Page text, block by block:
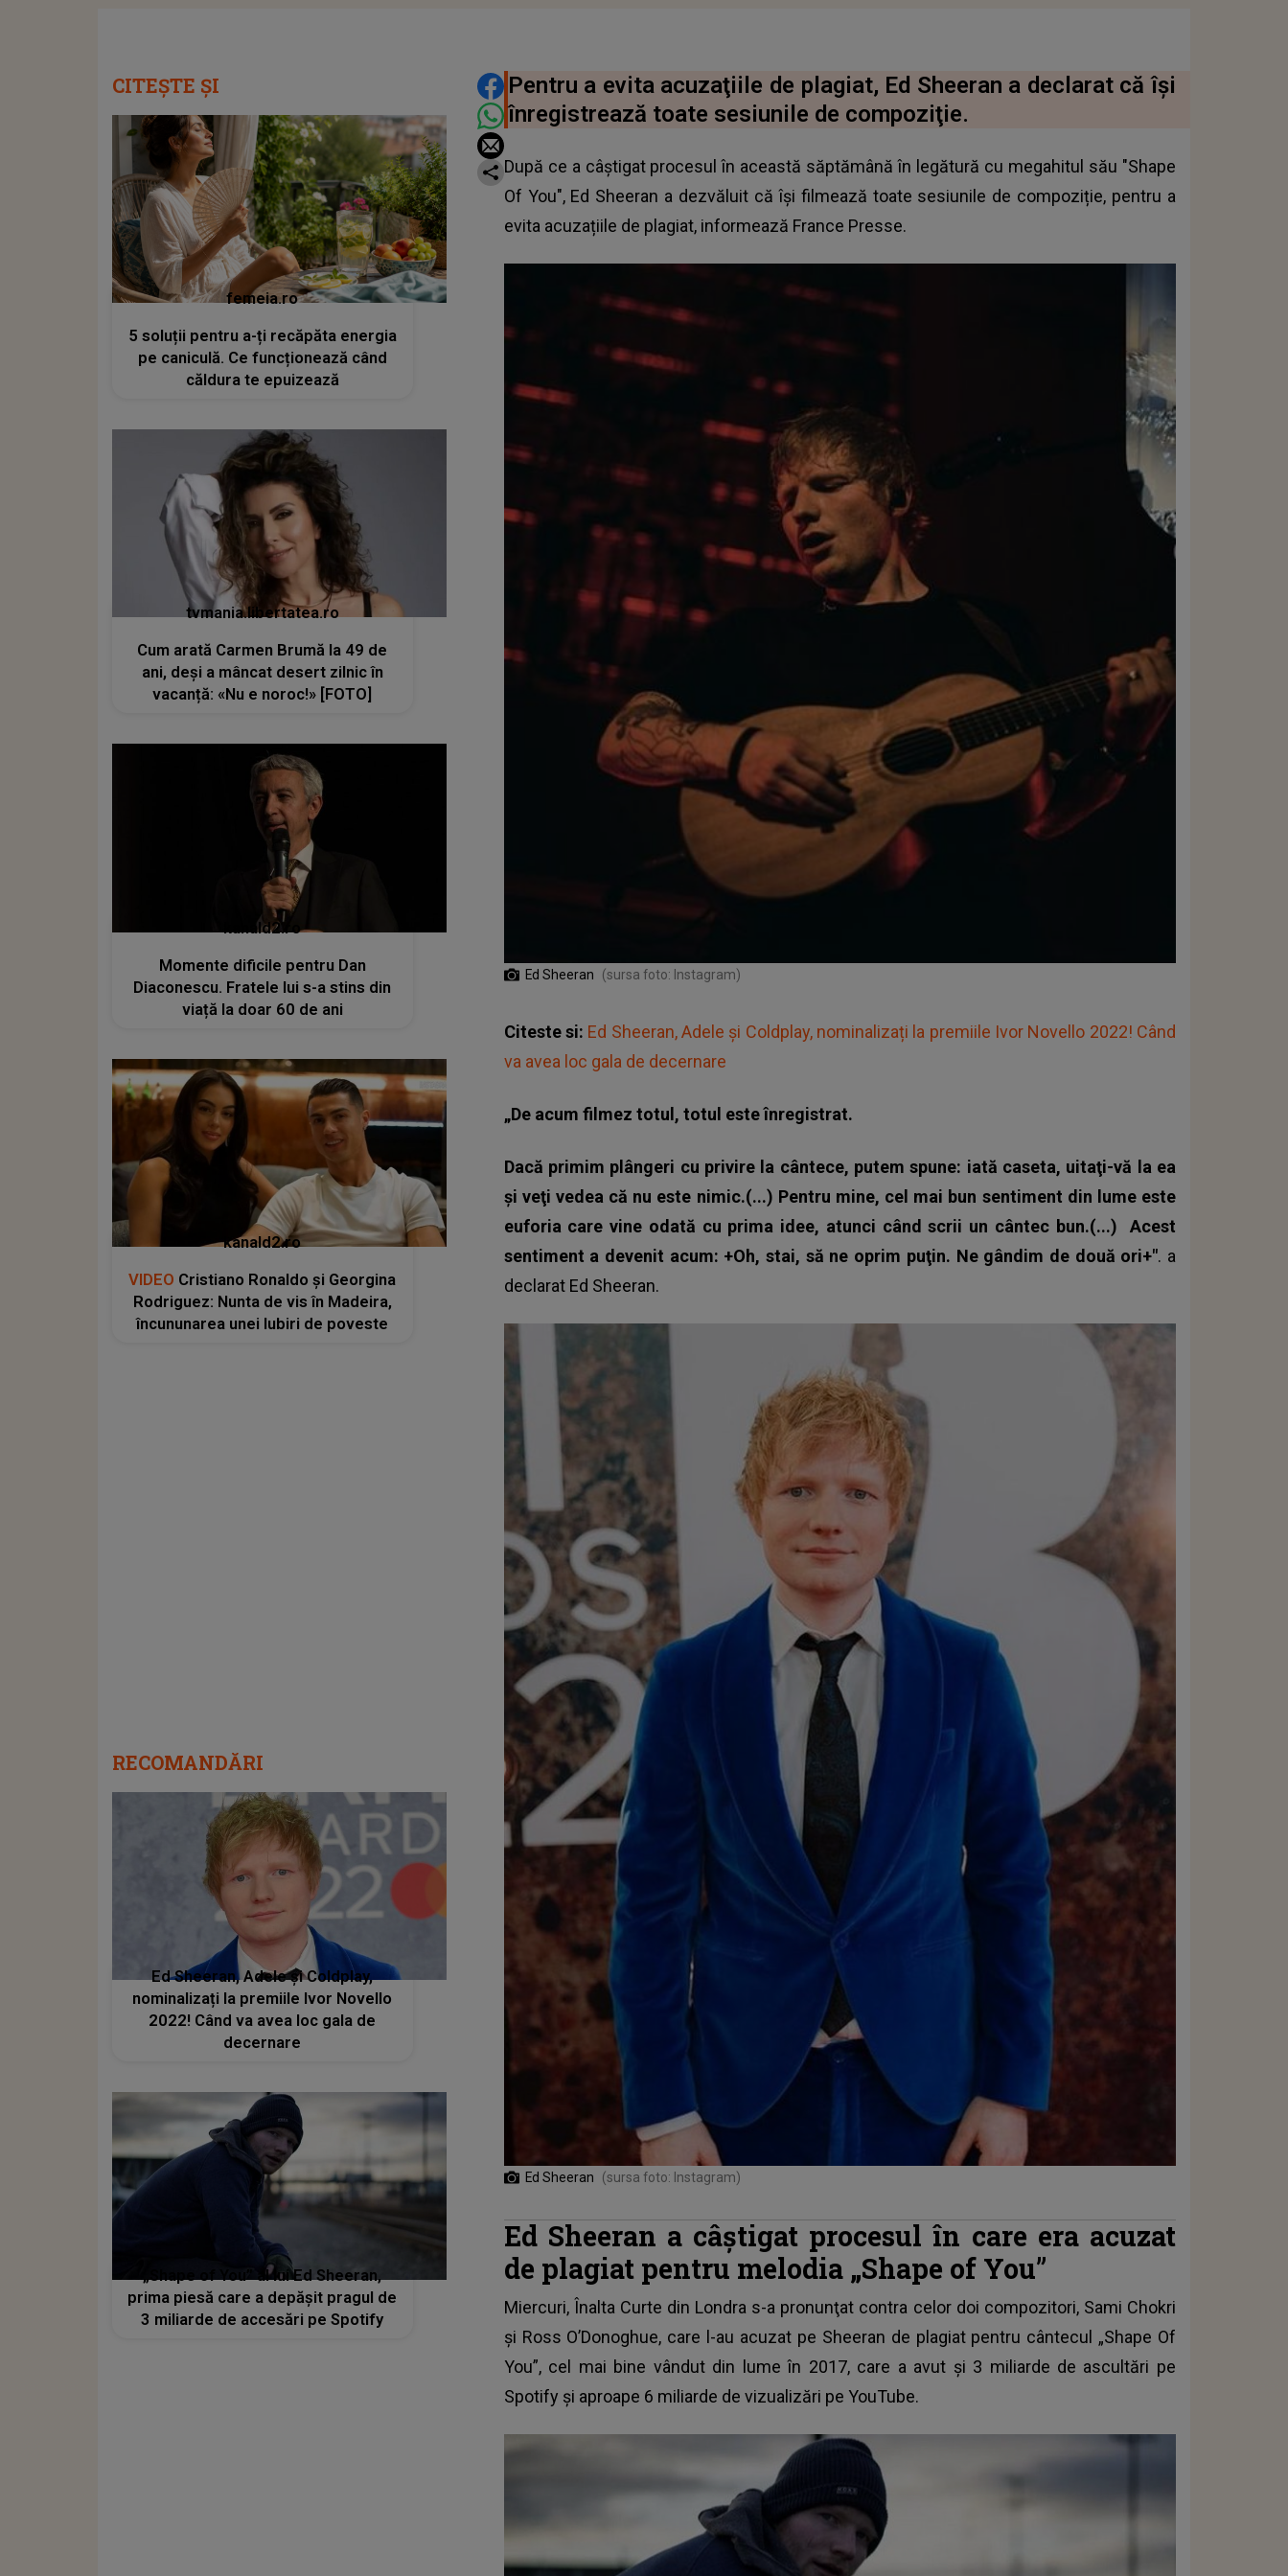
DISTRIBUIE ARTICOLUL
Pentru a evita acuzaţiile de plagiat, Ed Sheeran a declarat că îşi
înregistrează toate sesiunile de compoziţie.
După ce a câştigat procesul în această săptămână în legătură cu megahitul său "Shape
Of You", Ed Sheeran a dezvăluit că își filmează toate sesiunile de compoziție, pentru a
evita acuzațiile de plagiat, informează France Presse.
Ed Sheeran (sursa foto: Instagram)
Citeste si: Ed Sheeran, Adele și Coldplay, nominalizați la premiile Ivor Novello 2022! Când
va avea loc gala de decernare
„De acum filmez totul, totul este înregistrat.
Dacă primim plângeri cu privire la cântece, putem spune: iată caseta, uitaţi-vă la ea
şi veţi vedea că nu este nimic.(...) Pentru mine, cel mai bun sentiment din lume este
euforia care vine odată cu prima idee, atunci când scrii un cântec bun.(...) Acest
sentiment a devenit acum: +Oh, stai, să ne oprim puţin. Ne gândim de două ori+". a
declarat Ed Sheeran.
Ed Sheeran (sursa foto: Instagram)
Ed Sheeran a câştigat procesul în care era acuzat
de plagiat pentru melodia „Shape of You”
Miercuri, Înalta Curte din Londra s-a pronunţat contra celor doi compozitori, Sami Chokri
şi Ross O’Donoghue, care l-au acuzat pe Sheeran de plagiat pentru cântecul „Shape Of
You”, cel mai bine vândut din lume în 2017, care a avut şi 3 miliarde de ascultări pe
Spotify şi aproape 6 miliarde de vizualizări pe YouTube.
CITEȘTE ȘI
femeia.ro
5 soluții pentru a-ți recăpăta energia
pe caniculă. Ce funcționează când
căldura te epuizează
tvmania.libertatea.ro
Cum arată Carmen Brumă la 49 de
ani, deși a mâncat desert zilnic în
vacanță: «Nu e noroc!» [FOTO]
kanald2.ro
Momente dificile pentru Dan
Diaconescu. Fratele lui s-a stins din
viață la doar 60 de ani
kanald2.ro
VIDEO Cristiano Ronaldo și Georgina
Rodriguez: Nunta de vis în Madeira,
încununarea unei Iubiri de poveste
RECOMANDĂRI
Ed Sheeran, Adele și Coldplay,
nominalizați la premiile Ivor Novello
2022! Când va avea loc gala de
decernare
„Shape of You” al lui Ed Sheeran,
prima piesă care a depăşit pragul de
3 miliarde de accesări pe Spotify